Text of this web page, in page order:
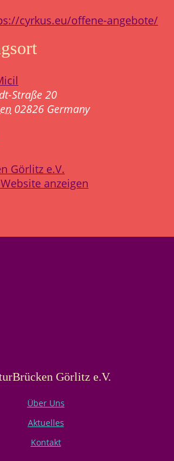
cyrkus.eu/offene-angebote/
Straße 20
02826 Germany
Görlitz e.V.
anzeigen
Görlitz e.V.
Über Uns
Aktuelles
Kontakt